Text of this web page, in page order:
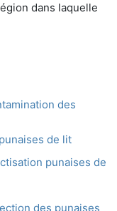
dans laquelle
des
de lit
punaises de
des punaises